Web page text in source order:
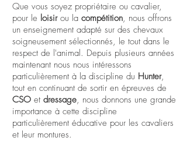
Que vous soyez propriétaire ou cavalier,
pour le loisir ou la compétition, nous offrons
un enseignement adapté sur des chevaux
soigneusement sélectionnés, le tout dans le
respect de l'animal. Depuis plusieurs années
maintenant nous nous intéressons
particulièrement à la discipline du Hunter,
tout en continuant de sortir en épreuves de
CSO et dressage, nous donnons une grande
importance à cette discipline
particulièrement éducative pour les cavaliers
et leur montures.